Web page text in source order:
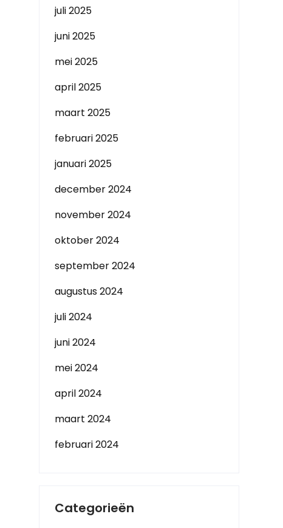
juli 2025
juni 2025
mei 2025
april 2025
maart 2025
februari 2025
januari 2025
december 2024
november 2024
oktober 2024
september 2024
augustus 2024
juli 2024
juni 2024
mei 2024
april 2024
maart 2024
februari 2024
Categorieën